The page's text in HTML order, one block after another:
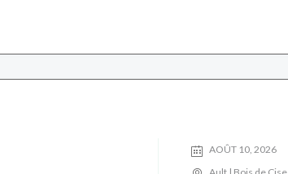
AOÛT 10, 2026